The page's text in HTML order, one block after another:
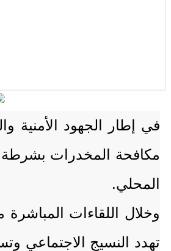
في إطار الجهود الأمنية
مكافحة المخدرات بشرطة
المحلي.
وخلال اللقاءات
تهدد النسيج الاجتماعي